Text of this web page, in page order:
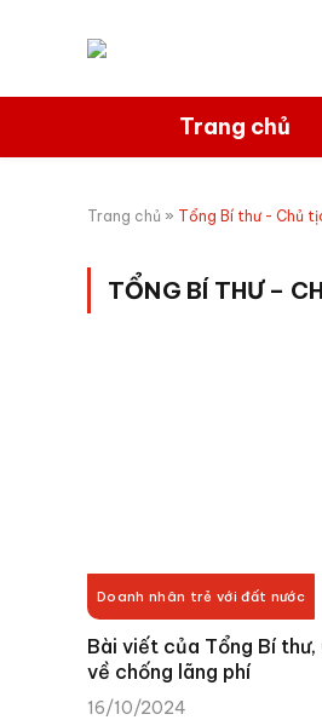
Trang chủ
Trang chủ » Tổng Bí thư - Chủ
TỔNG BÍ THƯ –
Doanh nhân trẻ với đất nước
Bài viết của Tổng Bí
về chống lãng phí
16/10/2024